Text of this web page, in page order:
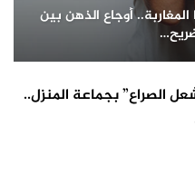
أوجاع الذهن بين
الصراع” بجماعة المنزل..